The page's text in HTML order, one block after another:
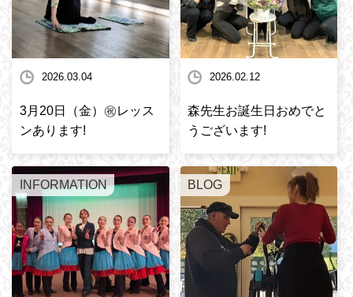
2026.03.04
3月20日（金）㊗️レッス
ンあります!
2026.02.12
森先生お誕生日おめでと
うございます!
INFORMATION BLOG